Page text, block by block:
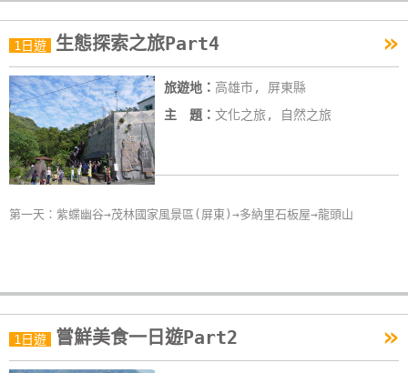
1日遊 生態探索之旅Part4 »
旅遊地： 高雄市, 屏東縣
主 題： 文化之旅, 自然之旅
第一天：紫蝶幽谷→茂林國家風景區(屏東)→多納里石板屋→龍頭山
1日遊 嘗鮮美食一日遊Part2 »